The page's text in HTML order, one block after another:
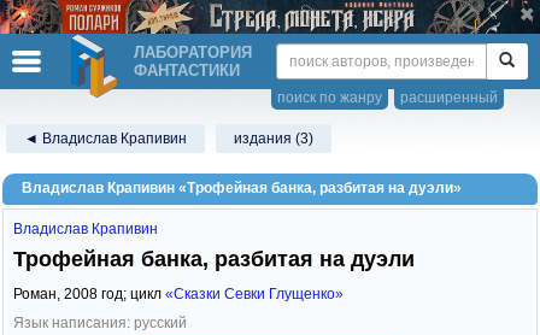
ЛАБОРАТОРИЯ
ФАНТАСТИКИ
расширенный
поиск по жанру
◄ Владислав Крапивин издания (3)
Владислав Крапивин «Трофейная банка, разбитая на дуэли»
Владислав Крапивин
Трофейная банка, разбитая на дуэли
Роман, 2008 год; цикл «Сказки Севки Глущенко»
Язык написания: русский